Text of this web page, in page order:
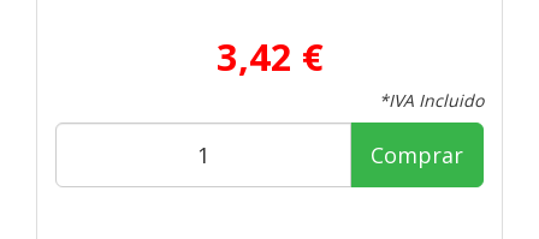
3,42 €
*IVA Incluido
Comprar